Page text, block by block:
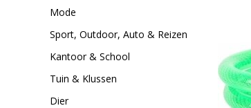
Mode
Sport, Outdoor, Auto & Reizen
Kantoor & School
Tuin & Klussen
Dier